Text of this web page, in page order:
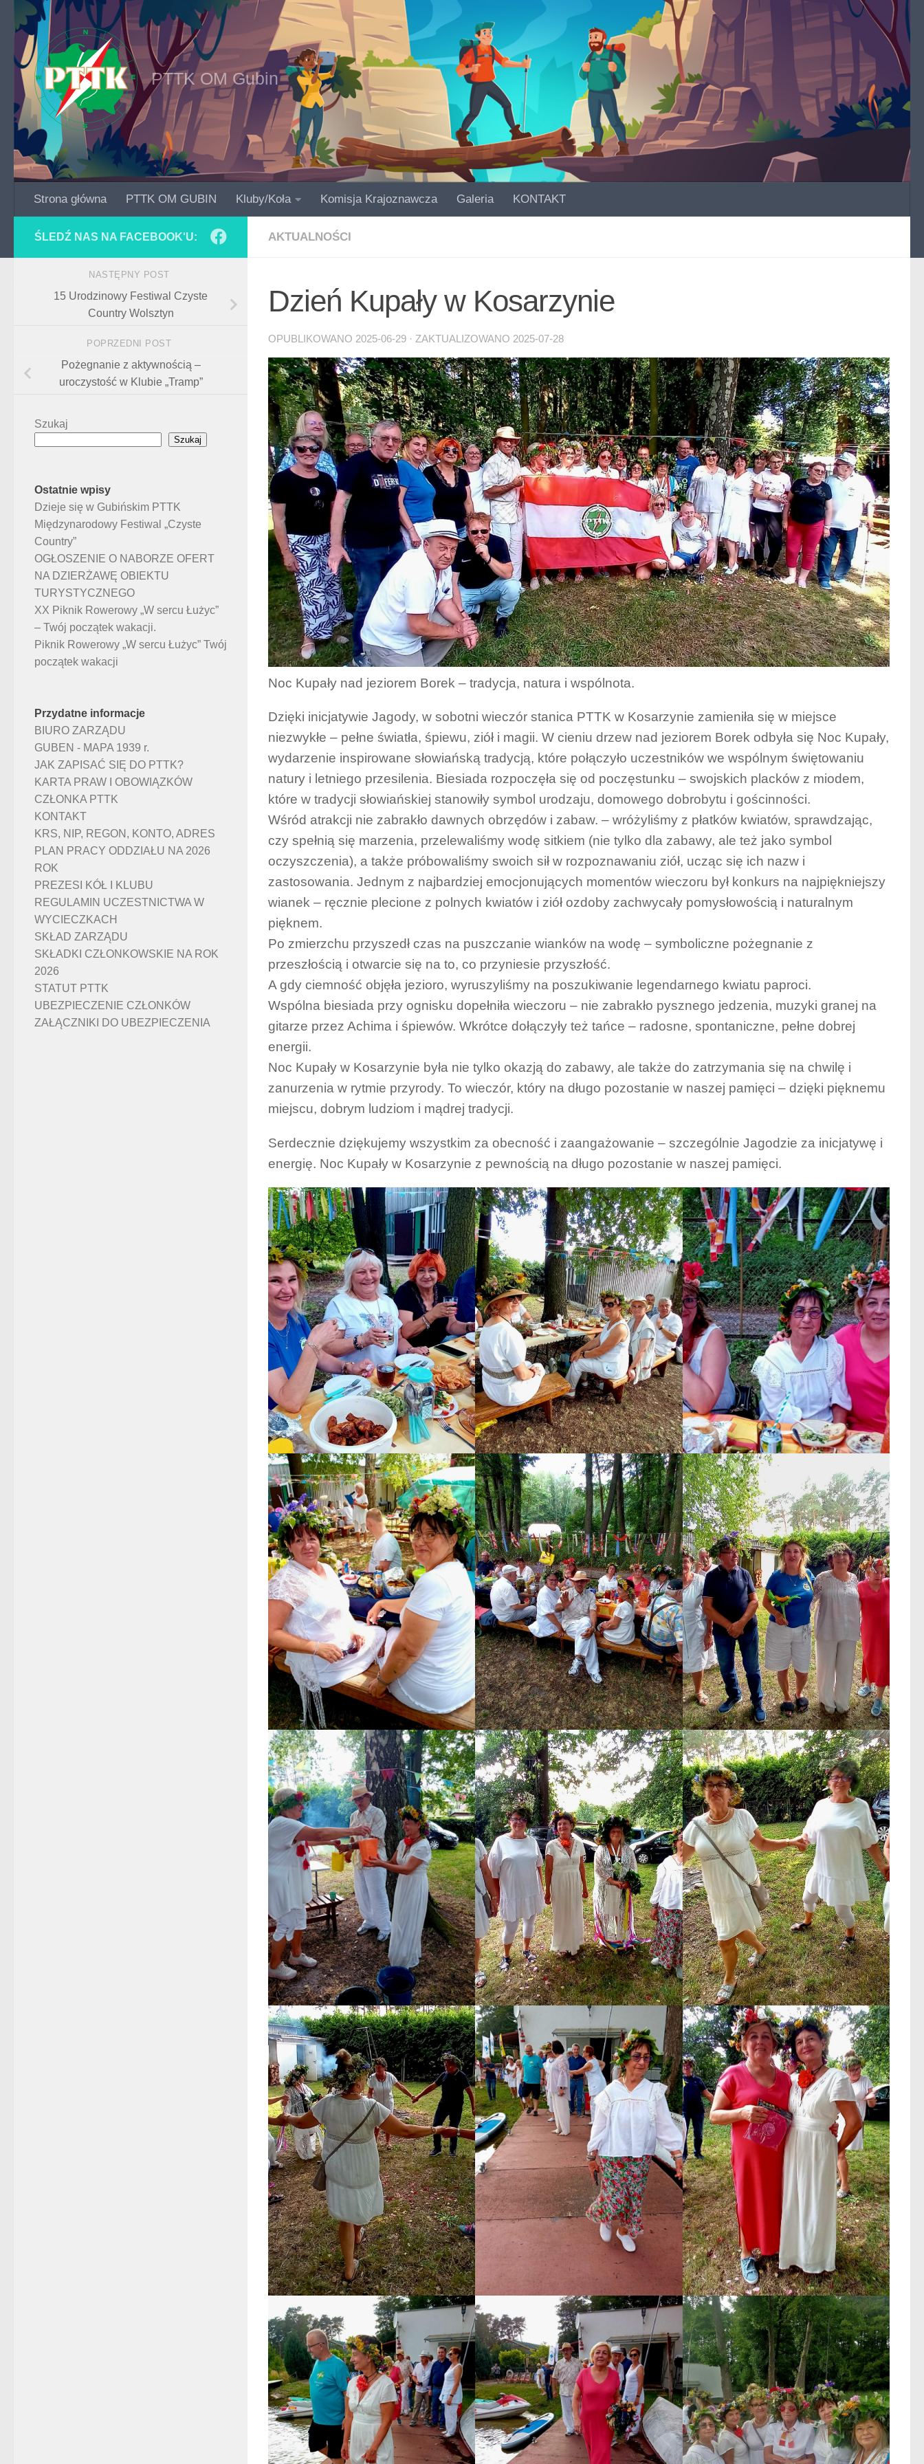
Skip to content
PTTK OM Gubin
Strona główna PTTK OM GUBIN Kluby/Koła Komisja Krajoznawcza Galeria KONTAKT
AKTUALNOŚCI
Dzień Kupały w Kosarzynie
OPUBLIKOWANO 2025-06-29 · ZAKTUALIZOWANO 2025-07-28
Noc Kupały nad jeziorem Borek – tradycja, natura i wspólnota.
Dzięki inicjatywie Jagody, w sobotni wieczór stanica PTTK w Kosarzynie zamieniła się w miejsce
niezwykłe – pełne światła, śpiewu, ziół i magii. W cieniu drzew nad jeziorem Borek odbyła się Noc Kupały,
wydarzenie inspirowane słowiańską tradycją, które połączyło uczestników we wspólnym świętowaniu
natury i letniego przesilenia. Biesiada rozpoczęła się od poczęstunku – swojskich placków z miodem,
które w tradycji słowiańskiej stanowiły symbol urodzaju, domowego dobrobytu i gościnności.
Wśród atrakcji nie zabrakło dawnych obrzędów i zabaw. – wróżyliśmy z płatków kwiatów, sprawdzając,
czy spełnią się marzenia, przelewaliśmy wodę sitkiem (nie tylko dla zabawy, ale też jako symbol
oczyszczenia), a także próbowaliśmy swoich sił w rozpoznawaniu ziół, ucząc się ich nazw i
zastosowania. Jednym z najbardziej emocjonujących momentów wieczoru był konkurs na najpiękniejszy
wianek – ręcznie plecione z polnych kwiatów i ziół ozdoby zachwycały pomysłowością i naturalnym
pięknem.
Po zmierzchu przyszedł czas na puszczanie wianków na wodę – symboliczne pożegnanie z
przeszłością i otwarcie się na to, co przyniesie przyszłość.
A gdy ciemność objęła jezioro, wyruszyliśmy na poszukiwanie legendarnego kwiatu paproci.
Wspólna biesiada przy ognisku dopełniła wieczoru – nie zabrakło pysznego jedzenia, muzyki granej na
gitarze przez Achima i śpiewów. Wkrótce dołączyły też tańce – radosne, spontaniczne, pełne dobrej
energii.
Noc Kupały w Kosarzynie była nie tylko okazją do zabawy, ale także do zatrzymania się na chwilę i
zanurzenia w rytmie przyrody. To wieczór, który na długo pozostanie w naszej pamięci – dzięki pięknemu
miejscu, dobrym ludziom i mądrej tradycji.
Serdecznie dziękujemy wszystkim za obecność i zaangażowanie – szczególnie Jagodzie za inicjatywę i
energię. Noc Kupały w Kosarzynie z pewnością na długo pozostanie w naszej pamięci.
ŚLEDŹ NAS NA FACEBOOK'U:
NASTĘPNY POST
15 Urodzinowy Festiwal Czyste
Country Wolsztyn
POPRZEDNI POST
Pożegnanie z aktywnością –
uroczystość w Klubie „Tramp”
Szukaj
Szukaj
Ostatnie wpisy
Dzieje się w Gubińskim PTTK
Międzynarodowy Festiwal „Czyste
Country”
OGŁOSZENIE O NABORZE OFERT
NA DZIERŻAWĘ OBIEKTU
TURYSTYCZNEGO
XX Piknik Rowerowy „W sercu Łużyc”
– Twój początek wakacji.
Piknik Rowerowy „W sercu Łużyc” Twój
początek wakacji
Przydatne informacje
BIURO ZARZĄDU
GUBEN - MAPA 1939 r.
JAK ZAPISAĆ SIĘ DO PTTK?
KARTA PRAW I OBOWIĄZKÓW
CZŁONKA PTTK
KONTAKT
KRS, NIP, REGON, KONTO, ADRES
PLAN PRACY ODDZIAŁU NA 2026
ROK
PREZESI KÓŁ I KLUBU
REGULAMIN UCZESTNICTWA W
WYCIECZKACH
SKŁAD ZARZĄDU
SKŁADKI CZŁONKOWSKIE NA ROK
2026
STATUT PTTK
UBEZPIECZENIE CZŁONKÓW
ZAŁĄCZNIKI DO UBEZPIECZENIA